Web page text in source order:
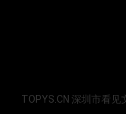
TOPYS.CN 深圳市看见